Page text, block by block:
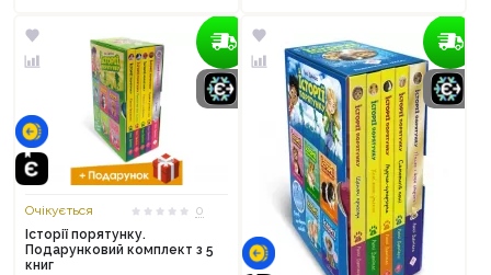
Очікується
0
Історії порятунку.
Подарунковий комплект з 5
книг